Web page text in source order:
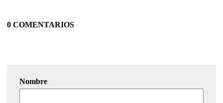
0 COMENTARIOS
Nombre